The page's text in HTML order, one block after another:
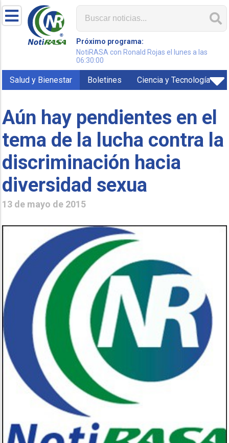
Próximo programa:
NotiRASA con Ronald Rojas el lunes a las
06:30:00
Salud y Bienestar Boletines Ciencia y Tecnología
Aún hay pendientes en el
tema de la lucha contra la
discriminación hacia
diversidad sexua
13 de mayo de 2015